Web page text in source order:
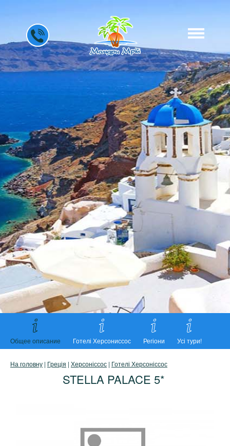
Общее описание Готелі Херсониссос Регіони Усі тури!
На головну | Греція | Херсоніссос | Готелі Херсоніссос
STELLA PALACE 5*